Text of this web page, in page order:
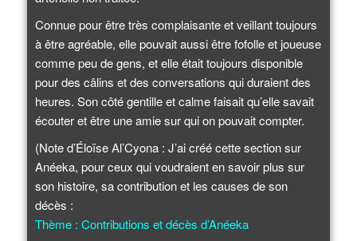
Connue pour être très complaisante et veillant toujours
à être agréable, elle pouvait aussi être fofolle et joueuse
comme peu de gens, et elle était toujours disponible
pour des câlins et des conversations qui duraient des
heures. Son côté gentille et calme faisait qu’elle savait
écouter et être une amie sur qui on pouvait compter.
(Note d’Éloïse Al’Cyona : J’ai créé cette section sur
Anéeka, pour ceux qui voudraient en savoir plus sur
son histoire, sa contribution et les causes de son
décès :
Thème : Contributions et décès d’Anéeka